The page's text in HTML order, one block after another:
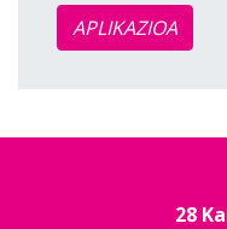
APLIKAZIOA
28